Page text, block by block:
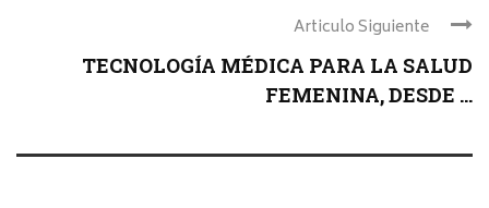
Articulo Siguiente
TECNOLOGÍA MÉDICA PARA LA SALUD
FEMENINA, DESDE ...